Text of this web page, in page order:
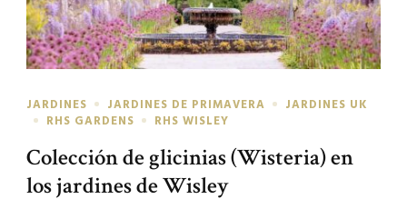
JARDINES JARDINES DE PRIMAVERA
JARDINES UK
RHS GARDENS
RHS WISLEY
Colección de glicinias (Wisteria) en
los jardines de Wisley